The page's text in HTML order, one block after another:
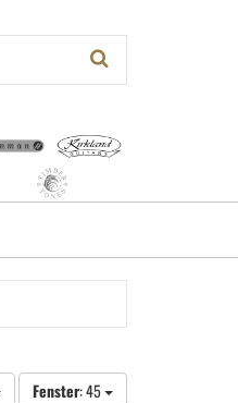
Fenster: 45